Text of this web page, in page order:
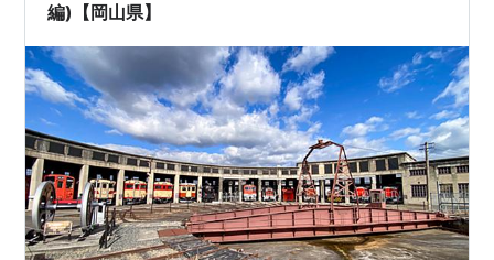
編)【岡山県】